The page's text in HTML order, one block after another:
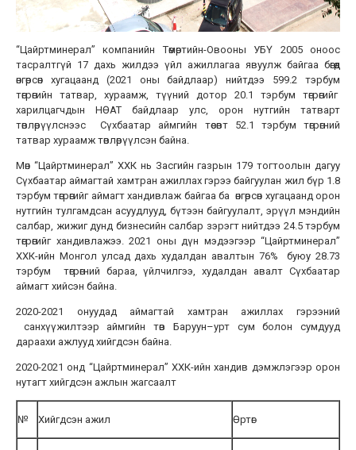
“Цайртминерал” компанийн Төмөртийн-Овооны УБҮ 2005 оноос
тасралтгүй 17 дахь жилдээ үйл ажиллагаа явуулж байгаа бөгөөд
өнгөрсөн хугацаанд (2021 оны байдлаар) нийтдээ 599.2 тэрбум
төгрөгийн татвар, хураамж, түүний дотор 20.1 тэрбум төгрөгийг
харилцагчдын НӨАТ байдлаар улс, орон нутгийн татварт
төвлөрүүлснээс Сүхбаатар аймгийн төсөвт 52.1 тэрбум төгрөгний
татвар хураамж төвлөрүүлсэн байна.
Мөн “Цайртминерал” ХХК нь Засгийн газрын 179 тогтоолын дагуу
Сүхбаатар аймагтай хамтран ажиллах гэрээ байгуулан жил бүр 1.8
тэрбум төгрөгийг аймагт хандивлаж байгаа ба өнгөрсөн хугацаанд орон
нутгийн тулгамдсан асуудлууд, бүтээн байгуулалт, эрүүл мэндийн
салбар, жижиг дунд бизнесийн салбар зэрэгт нийтдээ 24.5 тэрбум
төгрөгийг хандивлажээ. 2021 оны дүн мэдээгээр “Цайртминерал”
ХХК-ийн Монгол улсад дахь худалдан авалтын 76% буюу 28.73
тэрбум төгрөгний бараа, үйлчилгээ, худалдан авалт Сүхбаатар
аймагт хийсэн байна.
2020-2021 онуудад аймагтай хамтран ажиллах гэрээний
санхүүжилтээр аймгийн төв Баруун–урт сум болон сумдууд
дараахи ажлууд хийгдсэн байна.
2020-2021 онд “Цайртминерал” ХХК-ийн хандив дэмжлэгээр орон
нутагт хийгдсэн ажлын жагсаалт
№ Хийгдсэн ажил Өртөг